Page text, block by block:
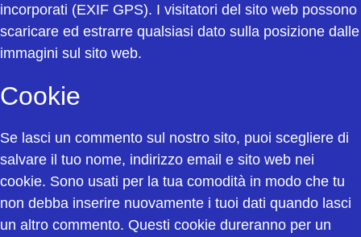
incorporati (EXIF GPS). I visitatori del sito web possono
scaricare ed estrarre qualsiasi dato sulla posizione dalle
immagini sul sito web.
Cookie
Se lasci un commento sul nostro sito, puoi scegliere di
salvare il tuo nome, indirizzo email e sito web nei
cookie. Sono usati per la tua comodità in modo che tu
non debba inserire nuovamente i tuoi dati quando lasci
un altro commento. Questi cookie dureranno per un